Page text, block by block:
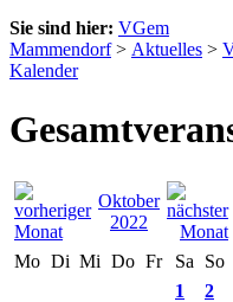
Sie sind hier: VGem
Mammendorf> Aktuelles >
Kalender
Oktober
2022
Mo Di Mi Do Fr Sa
So
1
2